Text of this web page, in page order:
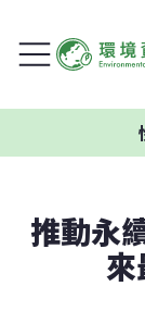
快
推動永
來